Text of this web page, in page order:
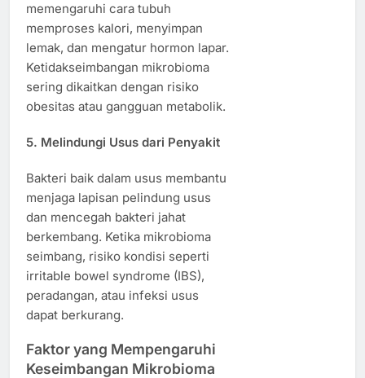
memengaruhi cara tubuh
memproses kalori, menyimpan
lemak, dan mengatur hormon lapar.
Ketidakseimbangan mikrobioma
sering dikaitkan dengan risiko
obesitas atau gangguan metabolik.
5. Melindungi Usus dari Penyakit
Bakteri baik dalam usus membantu
menjaga lapisan pelindung usus
dan mencegah bakteri jahat
berkembang. Ketika mikrobioma
seimbang, risiko kondisi seperti
irritable bowel syndrome (IBS),
peradangan, atau infeksi usus
dapat berkurang.
Faktor yang Mempengaruhi
Keseimbangan Mikrobioma